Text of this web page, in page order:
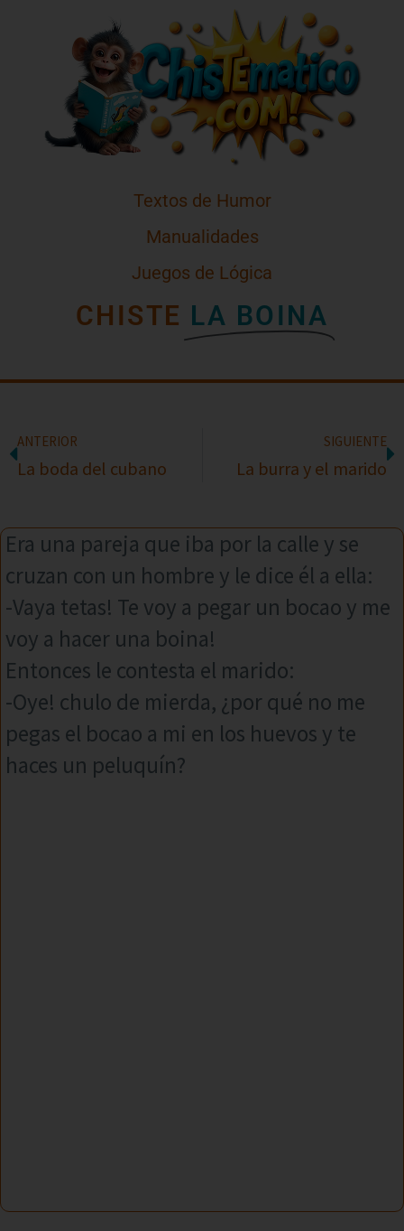
Textos de Humor
Manualidades
Juegos de Lógica
CHISTE LA BOINA
ANTERIOR
La boda del cubano
SIGUIENTE
La burra y el marido
Era una pareja que iba por la calle y se
cruzan con un hombre y le dice él a ella:
-Vaya tetas! Te voy a pegar un bocao y me
voy a hacer una boina!
Entonces le contesta el marido:
-Oye! chulo de mierda, ¿por qué no me
pegas el bocao a mi en los huevos y te
haces un peluquín?